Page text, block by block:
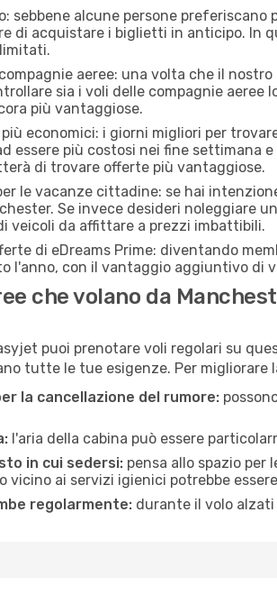
sebbene alcune persone
di acquistare i biglietti in anticipo. In
aeree: una volta che il
sia i voli delle compagnie
più vantaggiose.
economici: i giorni migliori per
essere più costosi nei fine settimana
di trovare offerte più vantaggiose.
le vacanze cittadine: se hai
Se invece desideri noleggiare
veicoli da affittare a prezzi imbattibili.
di eDreams Prime: diventando
l'anno, con il vantaggio aggiuntivo di
che volano da
puoi prenotare voli regolari su
tutte le tue esigenze. Per
la cancellazione del rumore:
l'aria della cabina può essere
in cui sedersi: pensa allo spazio per
vicino ai servizi igienici potrebbe
regolarmente: durante il volo alzati